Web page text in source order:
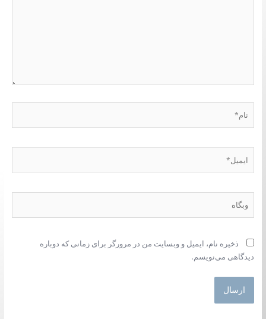
ذخیره نام، ایمیل و وبسایت من در مرورگر برای زمانی که دوباره
دیدگاهی می‌نویسم.